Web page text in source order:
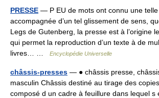
PRESSE — P EU de mots ont connu une telle
accompagnée d’un tel glissement de sens,
Legs de Gutenberg, la presse est à l’origine
qui permet la reproduction d’un texte à de
livres… …
Encyclopédie Universelle
châssis-presses — ● châssis presse,
masculin Châssis destiné au tirage des
composé d un cadre à feuillure dans lequel s